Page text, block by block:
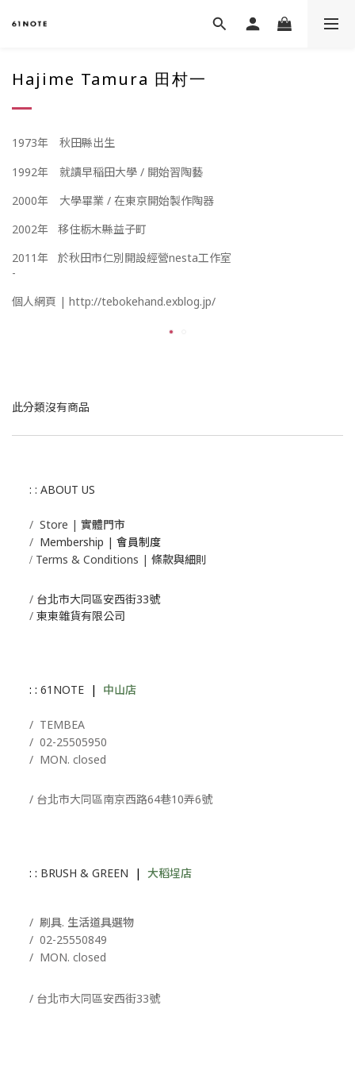
Hajime Tamura 田村一
1973年 秋田縣出生
1992年 就讀早稲田大學 / 開始習陶藝
2000年 大學畢業 / 在東京開始製作陶器
2002年 移住栃木縣益子町
2011年 於秋田市仁別開設經營nesta工作室
-
個人網頁 | http://tebokehand.exblog.jp/
此分類沒有商品
: : ABOUT US
/ Store | 實體門市
/ Membership | 會員制度
/ Terms & Conditions | 條款與細則
/ 台北市大同區安西街33號
/ 東東雜貨有限公司
: : 61NOTE | 中山店
/ TEMBEA
/ 02-25505950
/ MON. closed
/ 台北市大同區南京西路64巷10弄6號
: : BRUSH & GREEN | 大稻埕店
/ 刷具. 生活道具選物
/ 02-25550849
/ MON. closed
/ 台北市大同區安西街33號